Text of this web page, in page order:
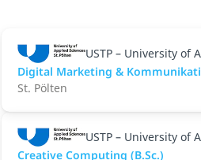
USTP – University of
Digital Marketing &
St. Pölten
USTP – University of
Creative Computing (B.Sc.)